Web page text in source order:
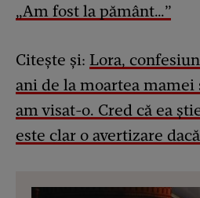
„Am fost la pământ…”
Citește și: Lora,
ani de la moartea mamei
am visat-o. Cred că ea
este clar o avertizare